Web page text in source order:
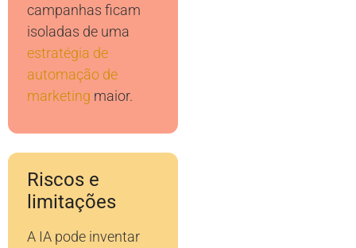
campanhas ficam
isoladas de uma
estratégia de
automação de
marketing maior.
Riscos e
limitações
A IA pode inventar